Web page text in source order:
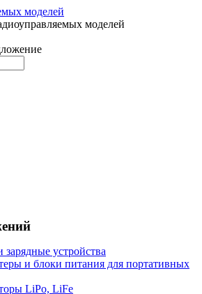
моделей
устройства
и блоки питания для портативных
LiPo, LiFe